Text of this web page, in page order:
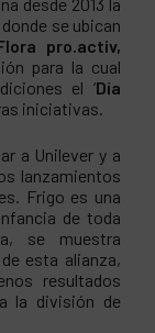
se ubican
pro.activ,
para la cual
el ‘Día
iniciativas.
a Unilever y a
lanzamientos
Frigo es una
de toda
se muestra
esta alianza,
resultados
la división de